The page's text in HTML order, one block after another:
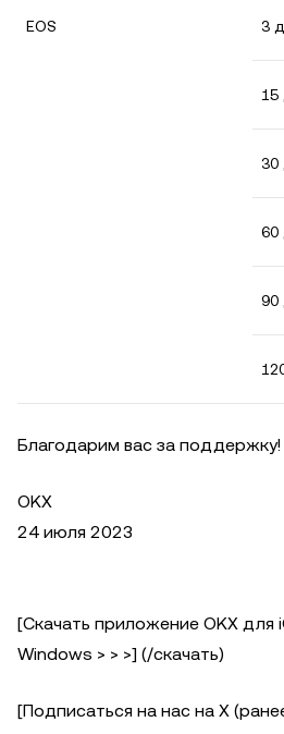
EOS 3
15
30
60
90
Благодарим вас за поддержку!
OKX
24 июля 2023
[Скачать приложение OKX для
Windows > > >] (/скачать)
[Подписаться на нас на X